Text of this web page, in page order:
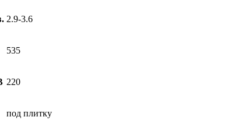
2.9-3.6
535
220
под плитку